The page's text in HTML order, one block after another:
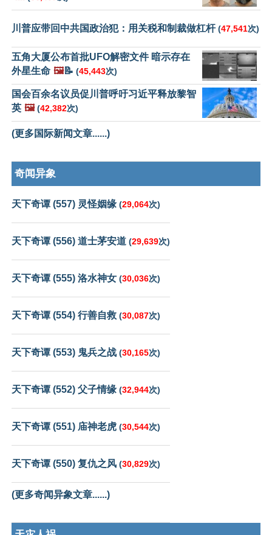
川普应带回中共国政治犯：用关税和制裁做杠杆(47,541次)
五角大厦公布首批UFO解密文件 暗示存在
外星生命 🖼️📝 (45,443次)
国会百余名议员促川普呼吁习近平释放黎智
英 🖼️ (42,382次)
(更多国际新闻文章......)
奇闻异象
天下奇谭 (557) 灵怪姻缘 (29,064次)
天下奇谭 (556) 道士茅安道 (29,639次)
天下奇谭 (555) 洛水神女 (30,036次)
天下奇谭 (554) 行善自救 (30,087次)
天下奇谭 (553) 鬼兵之战 (30,165次)
天下奇谭 (552) 父子情缘 (32,944次)
天下奇谭 (551) 庙神老虎 (30,544次)
天下奇谭 (550) 复仇之风 (30,829次)
(更多奇闻异象文章......)